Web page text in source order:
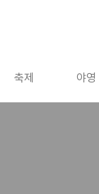
축제 야영